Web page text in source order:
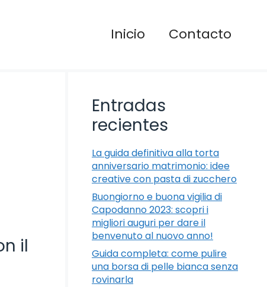
Inicio Contacto
il
Entradas
recientes
La guida definitiva alla torta
anniversario matrimonio: idee
creative con pasta di zucchero
Buongiorno e buona vigilia di
Capodanno 2023: scopri i
migliori auguri per dare il
benvenuto al nuovo anno!
Guida completa: come pulire
una borsa di pelle bianca senza
rovinarla